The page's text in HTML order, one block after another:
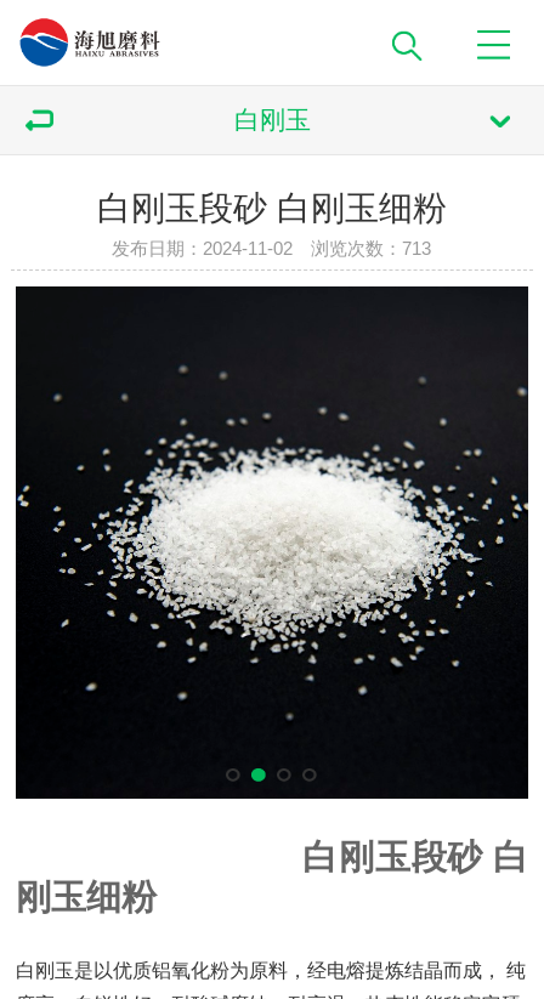
白刚玉
白刚玉段砂 白刚玉细粉
发布日期：2024-11-02 浏览次数：713
白刚玉段砂 白
刚玉细粉
白刚玉是以优质铝氧化粉为原料，经电熔提炼结晶而成，
纯